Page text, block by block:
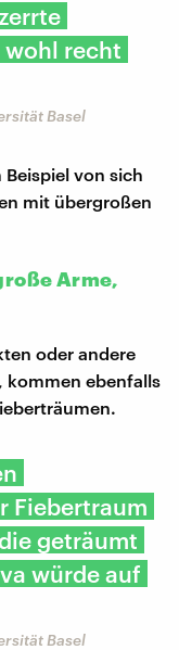
wohl recht
Basel
von sich
mit übergroßen
Arme,
oder andere
kommen ebenfalls
Fiebertraum
geträumt
würde auf
Basel